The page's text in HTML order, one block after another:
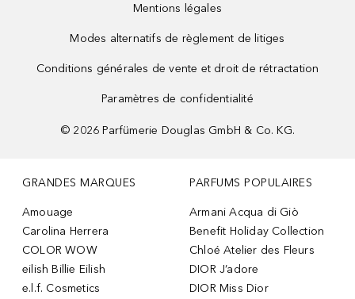
Mentions légales
Modes alternatifs de règlement de litiges
Conditions générales de vente et droit de rétractation
Paramètres de confidentialité
© 2026 Parfümerie Douglas GmbH & Co. KG.
GRANDES MARQUES
Amouage
Carolina Herrera
COLOR WOW
eilish Billie Eilish
e.l.f. Cosmetics
PARFUMS POPULAIRES
Armani Acqua di Giò
Benefit Holiday Collection
Chloé Atelier des Fleurs
DIOR J’adore
DIOR Miss Dior